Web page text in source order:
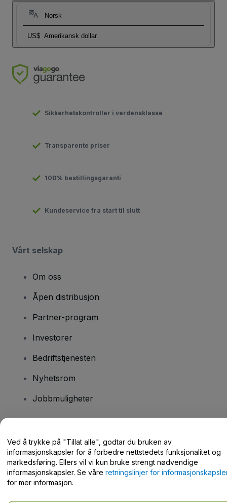
Norsk
US$ Amerikansk dollar
Sikkerhetskontroller i verdensklasse
Transparente priser
100% bestillingsgaranti
Kundeservice fra start til slutt
Vårt selskap
Om oss
Åpen distribusjon
Partner-program
Investorer
Bedriftstjenesten
Nyhetsrom
Jobbmuligheter
Hjelpesenter / kontakt oss
Ved å trykke på "Tillat alle", godtar du bruken av
informasjonskapsler for å forbedre nettstedets funksjonalitet og
markedsføring. Ellers vil vi kun bruke strengt nødvendige
informasjonskapsler. Se våre retningslinjer for
for mer informasjon.